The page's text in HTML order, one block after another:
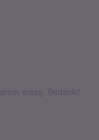
vraag. Bedankt!